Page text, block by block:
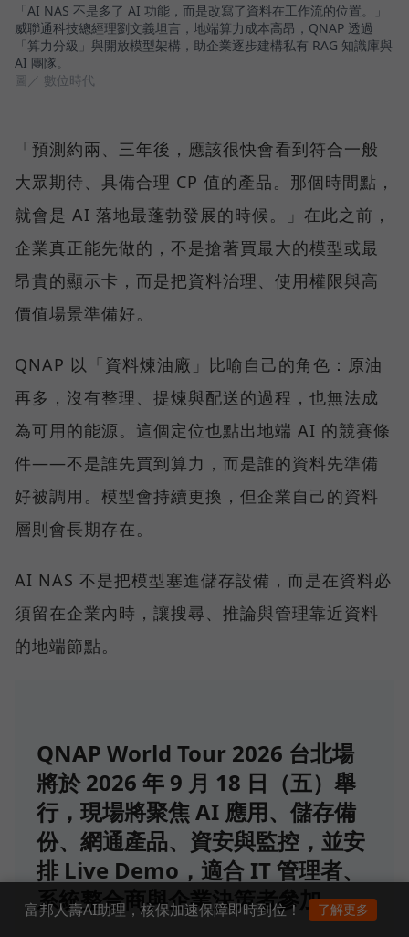
「AI NAS 不是多了 AI 功能，而是改寫了資料在工作流的位置。」
威聯通科技總經理劉文義坦言，地端算力成本高昂，QNAP 透過
「算力分級」與開放模型架構，助企業逐步建構私有 RAG 知識庫與
AI 團隊。
圖／ 數位時代
「預測約兩、三年後，應該很快會看到符合一般
大眾期待、具備合理 CP 值的產品。那個時間點，
就會是 AI 落地最蓬勃發展的時候。」在此之前，
企業真正能先做的，不是搶著買最大的模型或最
昂貴的顯示卡，而是把資料治理、使用權限與高
價值場景準備好。
QNAP 以「資料煉油廠」比喻自己的角色：原油
再多，沒有整理、提煉與配送的過程，也無法成
為可用的能源。這個定位也點出地端 AI 的競賽條
件——不是誰先買到算力，而是誰的資料先準備
好被調用。模型會持續更換，但企業自己的資料
層則會長期存在。
AI NAS 不是把模型塞進儲存設備，而是在資料必
須留在企業內時，讓搜尋、推論與管理靠近資料
的地端節點。
QNAP World Tour 2026 台北場
將於 2026 年 9 月 18 日（五）舉
行，現場將聚焦 AI 應用、儲存備
份、網通產品、資安與監控，並安
排 Live Demo，適合 IT 管理者、
系統整合商與企業決策者參加。
富邦人壽AI助理，核保加速保障即時到位！ 了解更多